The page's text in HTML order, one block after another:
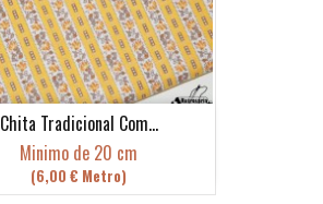
Chita Tradicional Com...
Minimo de 20 cm
(6,00 € Metro)